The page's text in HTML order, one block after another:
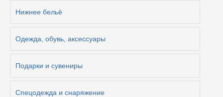
Нижнее бельё
Одежда, обувь, аксессуары
Подарки и сувениры
Спецодежда и снаряжение